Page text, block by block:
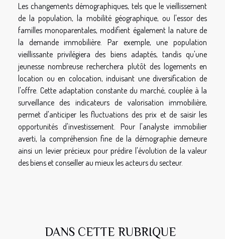
Les changements démographiques, tels que le vieillissement
de la population, la mobilité géographique, ou l'essor des
familles monoparentales, modifient également la nature de
la demande immobilière. Par exemple, une population
vieillissante privilégiera des biens adaptés, tandis qu'une
jeunesse nombreuse recherchera plutôt des logements en
location ou en colocation, induisant une diversification de
l'offre. Cette adaptation constante du marché, couplée à la
surveillance des indicateurs de valorisation immobilière,
permet d'anticiper les fluctuations des prix et de saisir les
opportunités d'investissement. Pour l'analyste immobilier
averti, la compréhension fine de la démographie demeure
ainsi un levier précieux pour prédire l'évolution de la valeur
des biens et conseiller au mieux les acteurs du secteur.
DANS CETTE RUBRIQUE